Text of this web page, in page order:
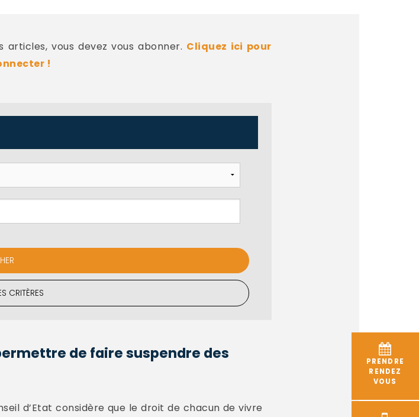
PRENDRE
RENDEZ
VOUS
vous devez vous abonner. Cliquez ici pour
!
CRITÈRES
de faire suspendre des
d’Etat considère que le droit de chacun de vivre